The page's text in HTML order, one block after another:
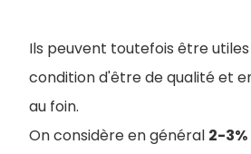
Ils peuvent toutefois être
condition d'être de qualité et
au foin.
On considère en général 2-